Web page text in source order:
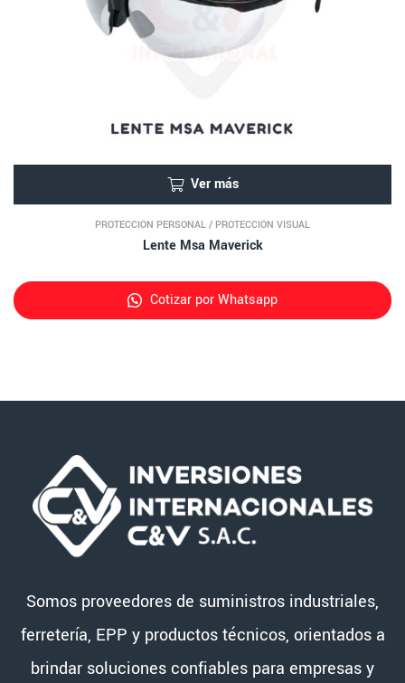
Ver más
PROTECCIÓN PERSONAL / PROTECCIÓN VISUAL
Lente Msa Maverick
Cotizar por Whatsapp
Somos proveedores de suministros industriales,
ferretería, EPP y productos técnicos, orientados a
brindar soluciones confiables para empresas y